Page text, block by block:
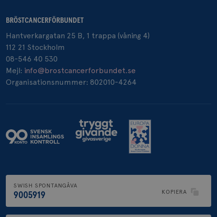
BRÖSTCANCERFÖRBUNDET
Hantverkargatan 25 B, 1 trappa (våning 4)
112 21 Stockholm
08-546 40 530
Mejl: info@brostcancerforbundet.se
Organisationsnummer: 802010-4264
SWISH SPONTANGÅVA
9005919 KOPIERA
_pin_unauth
Pinterest Inc.